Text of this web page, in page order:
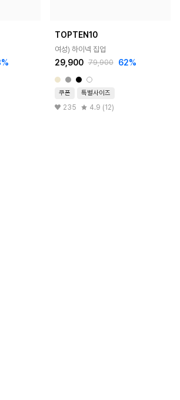
TOPTEN10
여성) 하이넥 집업
29,900 79,900 62%
쿠폰 특별사이즈
235 4.9 (12)